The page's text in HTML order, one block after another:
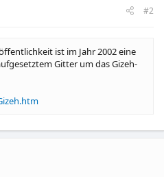
#2
ist im Jahr 2002 eine
Gitter um das Gizeh-